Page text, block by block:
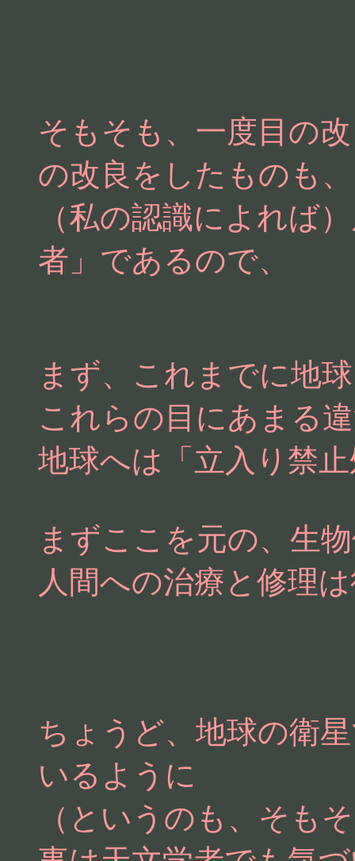
そもそも、一度目の
の改良をしたものも、
（私の認識によれば
者」であるので、
まず、これまでに地
これらの目にあまる
地球へは「立入り禁
まずここを元の、生
人間への治療と修理
ちょうど、地球の衛
いるように
（というのも、そも